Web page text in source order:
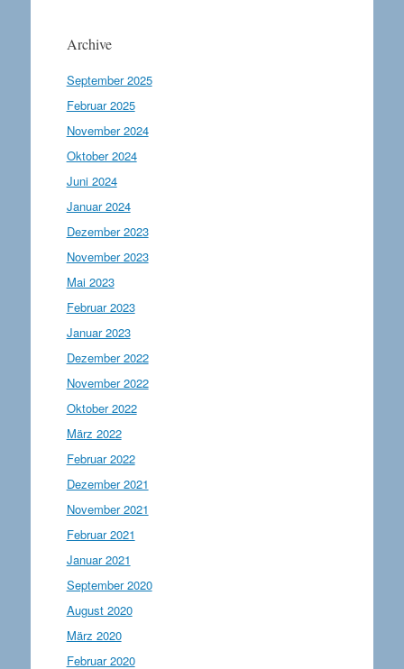
Archive
September 2025
Februar 2025
November 2024
Oktober 2024
Juni 2024
Januar 2024
Dezember 2023
November 2023
Mai 2023
Februar 2023
Januar 2023
Dezember 2022
November 2022
Oktober 2022
März 2022
Februar 2022
Dezember 2021
November 2021
Februar 2021
Januar 2021
September 2020
August 2020
März 2020
Februar 2020